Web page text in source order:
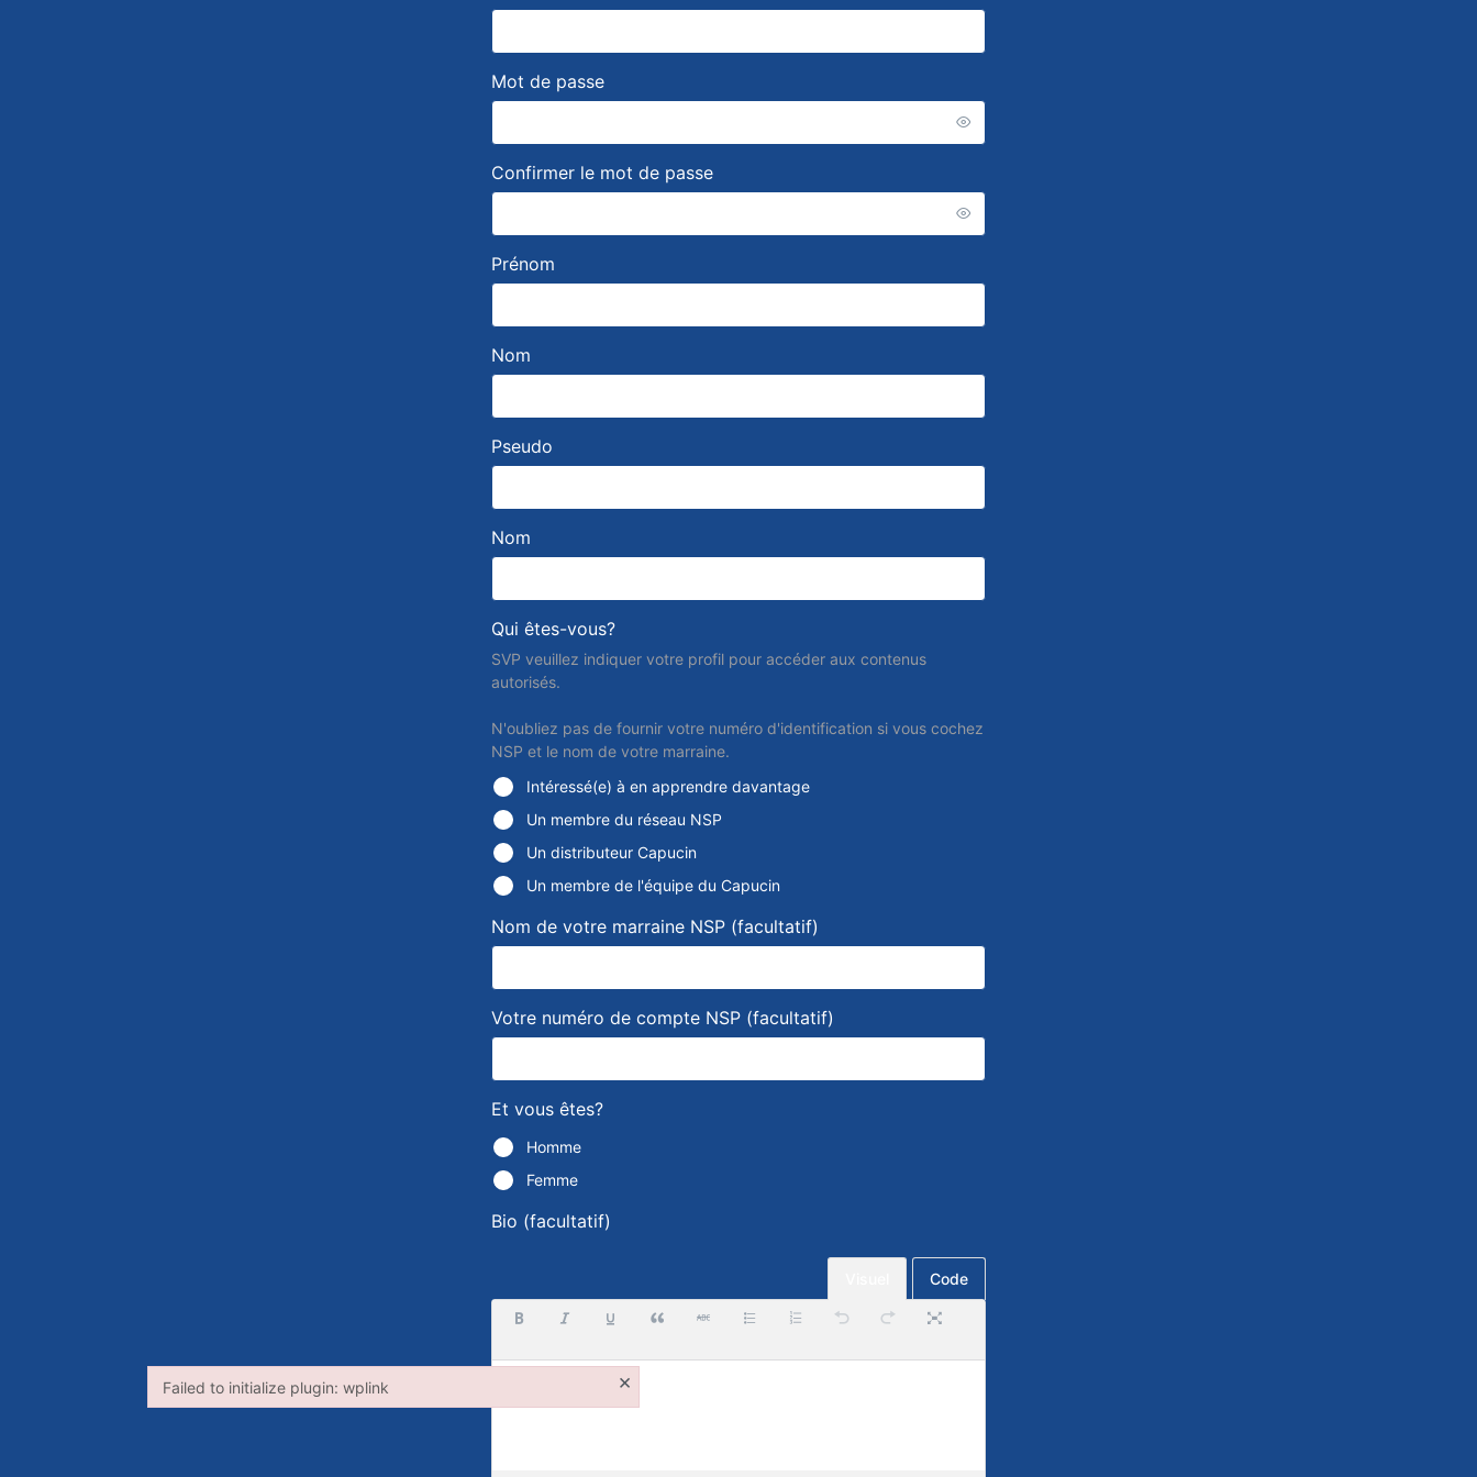
Mot de passe
Confirmer le mot de passe
Prénom
Nom
Pseudo
Nom
Qui êtes-vous?
SVP veuillez indiquer votre profil pour accéder aux contenus
autorisés.
N'oubliez pas de fournir votre numéro d'identification si vous cochez
NSP et le nom de votre marraine.
Intéressé(e) à en apprendre davantage
Un membre du réseau NSP
Un distributeur Capucin
Un membre de l'équipe du Capucin
Nom de votre marraine NSP (facultatif)
Votre numéro de compte NSP (facultatif)
Et vous êtes?
Homme
Femme
Bio (facultatif)
Code
Failed to initialize plugin: wplink ×
Failed to initialize plugin: wplink